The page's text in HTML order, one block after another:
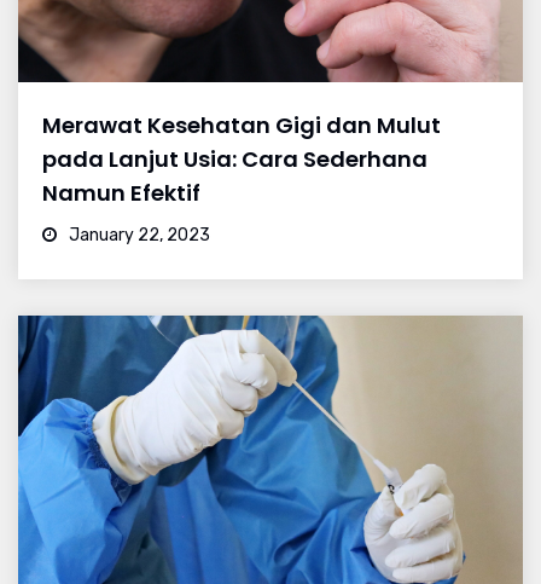
Merawat Kesehatan Gigi dan Mulut
pada Lanjut Usia: Cara Sederhana
Namun Efektif
January 22, 2023